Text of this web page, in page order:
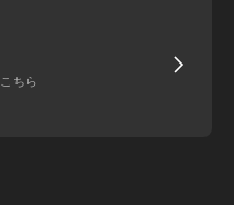
ちら